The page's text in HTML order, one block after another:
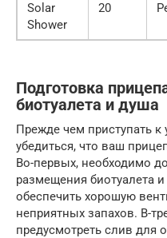
Solar
Shower
20
Подготовка
биотуалета и душа
Прежде чем приступать к
убедиться, что ваш
Во-первых, необходимо
размещения биотуалета
обеспечить хорошую
неприятных запахов. В-
предусмотреть слив для